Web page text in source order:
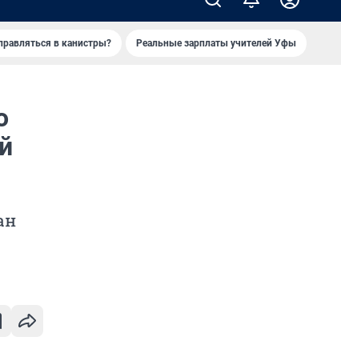
в канистры? Реальные зарплаты учителей Уфы